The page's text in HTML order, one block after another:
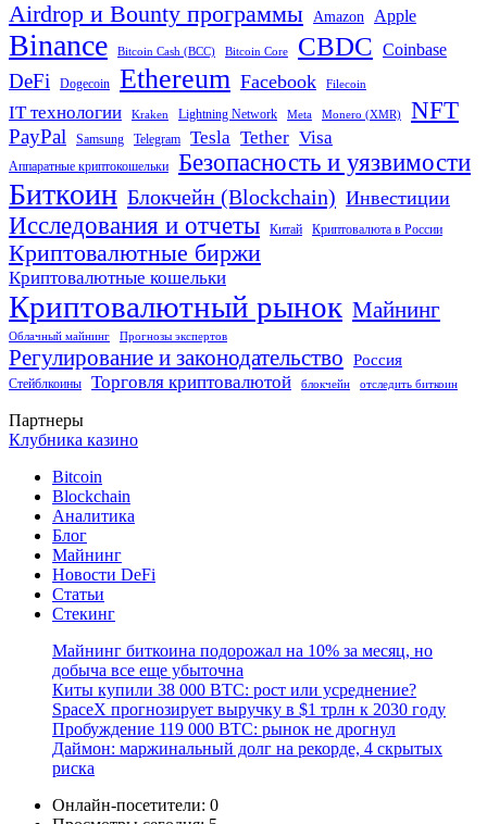
Airdrop и Bounty программы Amazon Apple
Binance Bitcoin Cash (BCC) Bitcoin Core CBDC Coinbase
DeFi Dogecoin Ethereum Facebook Filecoin
IT технологии Kraken Lightning Network Meta Monero (XMR) NFT
PayPal Samsung Telegram Tesla Tether Visa
Аппаратные криптокошельки Безопасность и уязвимости
Биткоин Блокчейн (Blockchain) Инвестиции
Исследования и отчеты Китай Криптовалюта в России
Криптовалютные биржи
Криптовалютные кошельки
Криптовалютный рынок Майнинг
Облачный майнинг Прогнозы экспертов
Регулирование и законодательство Россия
Стейблкоины Торговля криптовалютой блокчейн отследить биткоин
Партнеры
Клубника казино
Bitcoin
Blockchain
Аналитика
Блог
Майнинг
Новости DeFi
Статьи
Стекинг
Майнинг биткоина подорожал на 10% за месяц, но
добыча все еще убыточна
Киты купили 38 000 BTC: рост или усреднение?
SpaceX прогнозирует выручку в $1 трлн к 2030 году
Пробуждение 119 000 BTC: рынок не дрогнул
Даймон: маржинальный долг на рекорде, 4 скрытых
риска
Онлайн-посетители: 0